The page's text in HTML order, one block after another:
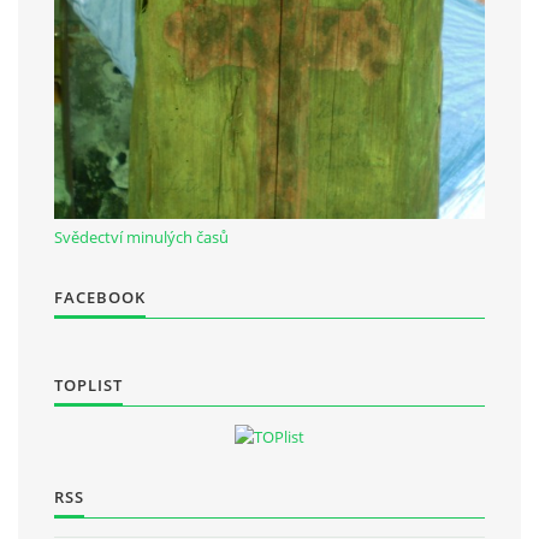
Občanská vzdělávací jednota "Komenský" v Choceradech z.s.
Chocerady 4
257 24 Chocerady
IČ: 498 28 614
Kontaktní osoba:
Svědectví minulých časů
FACEBOOK
TOPLIST
RSS